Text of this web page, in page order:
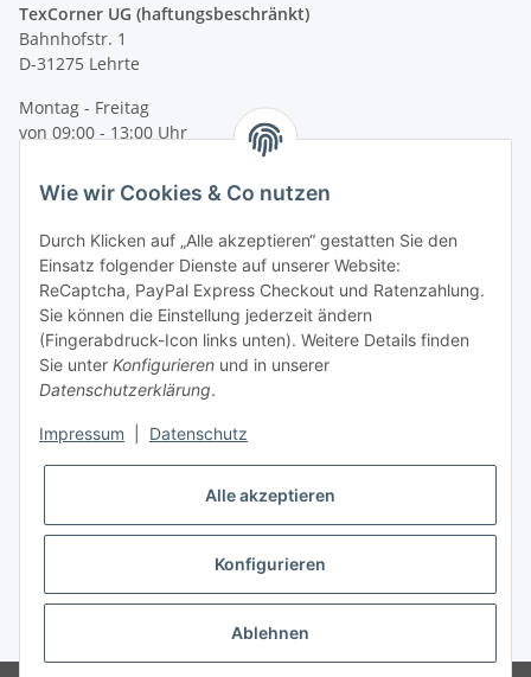
TexCorner UG (haftungsbeschränkt)
Bahnhofstr. 1
D-31275 Lehrte
Montag - Freitag
von 09:00 - 13:00 Uhr
Tel: +49 (0) 5132 8230689
E-Mail:mail@texcorner.de
Vertrag widerrufen
* Alle Preise inkl. gesetzlicher USt., zzgl.Versand
Wie wir Cookies & Co nutzen
Durch Klicken auf „Alle akzeptieren“ gestatten Sie den
Einsatz folgender Dienste auf unserer Website:
ReCaptcha, PayPal Express Checkout und Ratenzahlung.
Sie können die Einstellung jederzeit ändern
(Fingerabdruck-Icon links unten). Weitere Details finden
Sie unter Konfigurieren und in unserer
Datenschutzerklärung.
Impressum Datenschutz
Alle akzeptieren
Konfigurieren
Ablehnen